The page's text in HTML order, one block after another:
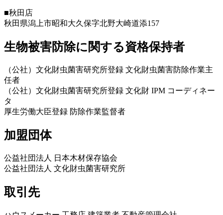
■秋田店
秋田県潟上市昭和大久保字北野大崎道添157
生物被害防除に関する資格保持者
（公社）文化財虫菌害研究所登録 文化財虫菌害防除作業主
任者
（公社）文化財虫菌害研究所登録 文化財 IPM コーディネー
タ
厚生労働大臣登録 防除作業監督者
加盟団体
公益社団法人 日本木材保存協会
公益社団法人 文化財虫菌害研究所
取引先